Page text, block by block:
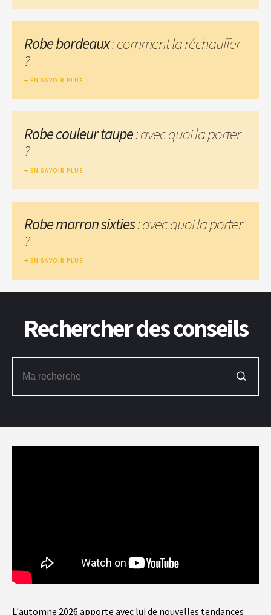
L'automne 2026 apporte avec lui de nouvelles tendances
Robe bordeaux: comment la réchauffer
?
EN SAVOIR PLUS
Robe couleur taupe: avec quoi la porter
?
EN SAVOIR PLUS
Robe marron sixties: avec quoi la porter
?
EN SAVOIR PLUS
Rechercher des conseils